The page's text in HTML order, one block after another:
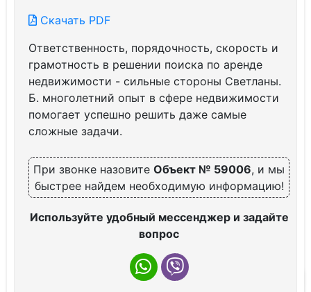
Скачать PDF
Ответственность, порядочность, скорость и
грамотность в решении поиска по аренде
недвижимости - сильные стороны Светланы.
Б. многолетний опыт в сфере недвижимости
помогает успешно решить даже самые
сложные задачи.
При звонке назовите Объект № 59006, и мы
быстрее найдем необходимую информацию!
Используйте удобный мессенджер и задайте
вопрос